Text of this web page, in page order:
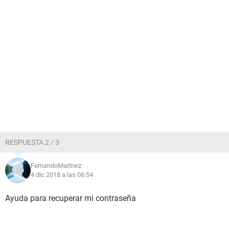
RESPUESTA 2 / 3
FernandoMartnez
4 dic 2018 a las 06:54
Ayuda para recuperar mi contraseña